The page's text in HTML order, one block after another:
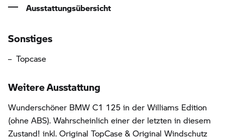
Ausstattungsübersicht
Informationen über die Ausstattung
Sonstiges
Topcase
Weitere Ausstattung
Wunderschöner BMW C1 125 in der Williams Edition
(ohne ABS). Wahrscheinlich einer der letzten in diesem
Zustand! inkl. Original TopCase & Original Windschutz